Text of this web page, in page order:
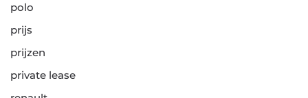
polo
prijs
prijzen
private lease